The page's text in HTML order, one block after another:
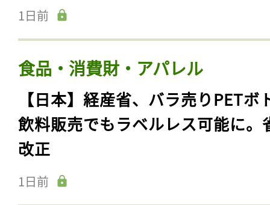
1日前
食品・消費財・アパレル
【日本】経産省、バラ売りPETボ
飲料販売でもラベルレス可能に。
改正
1日前